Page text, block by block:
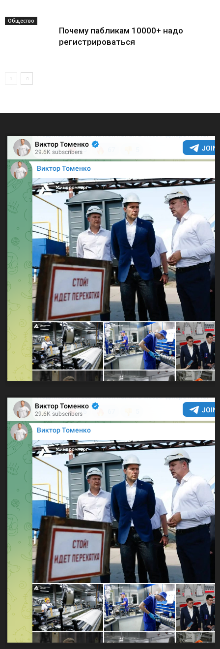
Общество
Почему пабликам 10000+ надо
регистрироваться